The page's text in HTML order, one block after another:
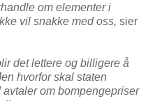
om elementer i
vil snakke med oss, sier
det lettere og billigere å
hvorfor skal staten
om bompengepriser